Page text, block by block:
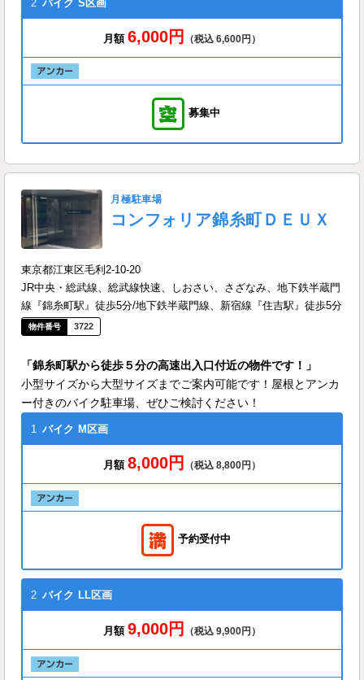
2 バイク S区画
月額 6,000円 （税込 6,600円）
募集中
月極駐車場
コンフォリア錦糸町ＤＥＵＸ
東京都江東区毛利2-10-20
JR中央・総武線、総武線快速、しおさい、さざなみ、地下鉄半蔵門
線『錦糸町駅』徒歩5分/地下鉄半蔵門線、新宿線『住吉駅』徒歩5分
3722
「錦糸町駅から徒歩５分の高速出入口付近の物件です！」
小型サイズから大型サイズまでご案内可能です！屋根とアンカ
ー付きのバイク駐車場、ぜひご検討ください！
1 バイク M区画
月額 8,000円 （税込 8,800円）
予約受付中
2 バイク LL区画
月額 9,000円 （税込 9,900円）